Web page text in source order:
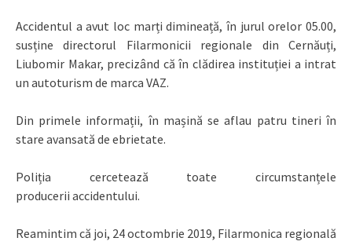
Accidentul a avut loc marți dimineață, în jurul orelor 05.00,
susține directorul Filarmonicii regionale din Cernăuți,
Liubomir Makar, precizând că în clădirea instituției a intrat
un autoturism de marca VAZ.
Din primele informații, în mașină se aflau patru tineri în
stare avansată de ebrietate.
Poliția cercetează toate circumstanțele
producerii accidentului.
Reamintim că joi, 24 octombrie 2019, Filarmonica regională